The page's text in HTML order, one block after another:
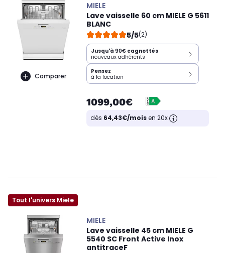
Comparer
MIELE
Lave vaisselle 60 cm MIELE G 5611
BLANC
5/5(2)
Jusqu'à 90€ cagnottés
nouveaux adhérents
Pensez
à la location
1099,00€
dès 64,43€/moisen 20x
Tout l'univers Miele
MIELE
Lave vaisselle 45 cm MIELE G
5540 SC Front Active Inox
antitraceF